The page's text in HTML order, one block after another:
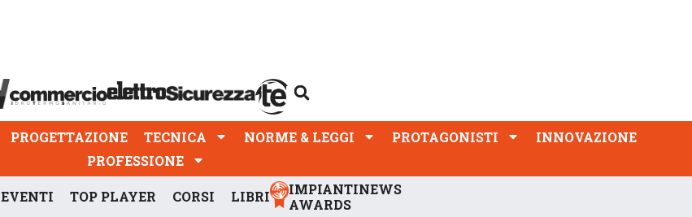
PROGETTAZIONE TECNICA NORME & LEGGI PROTAGONISTI
INNOVAZIONE
PROFESSIONE
EVENTI TOP PLAYER CORSI LIBRI
IMPIANTINEWS
AWARDS